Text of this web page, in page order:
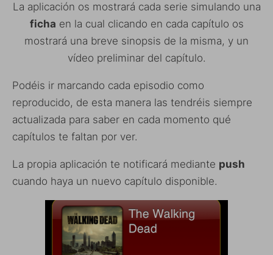
La aplicación os mostrará cada serie simulando una
ficha en la cual clicando en cada capítulo os
mostrará una breve sinopsis de la misma, y un
vídeo preliminar del capítulo.
Podéis ir marcando cada episodio como
reproducido, de esta manera las tendréis siempre
actualizada para saber en cada momento qué
capítulos te faltan por ver.
La propia aplicación te notificará mediante push
cuando haya un nuevo capítulo disponible.